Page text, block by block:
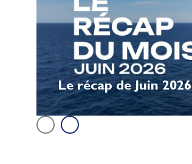
Le récap de Juin 2026